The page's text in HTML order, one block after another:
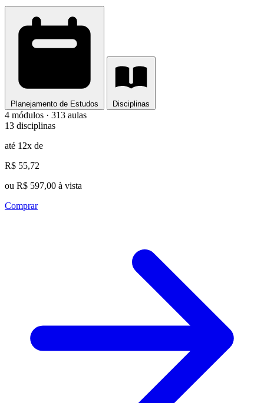
Planejamento de Estudos Disciplinas
4 módulos · 313 aulas
13 disciplinas
até 12x de
R$ 55,72
ou R$ 597,00 à vista
Comprar